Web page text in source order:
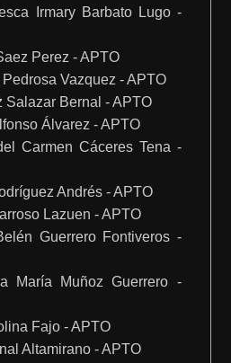
Irmary Barbato Lugo -
Perez - APTO
Vazquez - APTO
Salazar Bernal - APTO
Álvarez - APTO
Carmen Cáceres Tena -
Andrés - APTO
Lazuen - APTO
Guerrero Fontiveros -
María Muñoz Guerrero -
Fajo - APTO
Altamirano - APTO